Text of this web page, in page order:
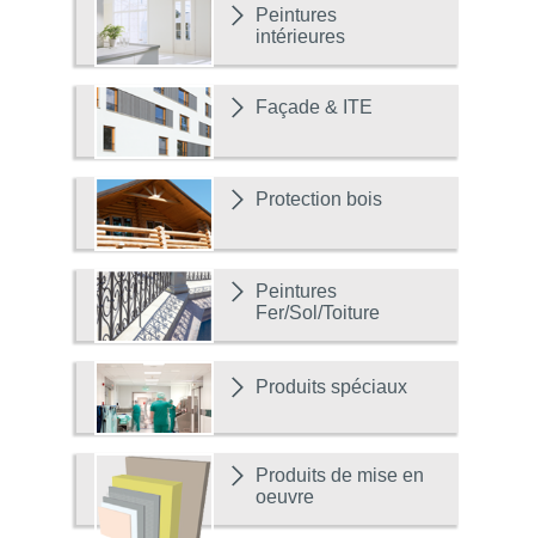
Peintures
intérieures
Façade & ITE
Protection bois
Peintures
Fer/Sol/Toiture
Produits spéciaux
Produits de mise en
oeuvre